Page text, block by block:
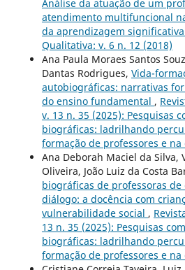
Análise da atuação de um
atendimento multifuncional
da aprendizagem significativa
Qualitativa: v. 6 n. 12 (2018)
Ana Paula Moraes Santos
Dantas Rodrigues, Vida-
autobiográficas: narrativas
do ensino fundamental ,
v. 13 n. 35 (2025): Pesquisas
biográficas: ladrilhando
formação de professores e na
Ana Deborah Maciel da Silva,
Oliveira, João Luiz da Costa
biográficas de professoras de
diálogo: a docência com
vulnerabilidade social ,
13 n. 35 (2025): Pesquisas
biográficas: ladrilhando
formação de professores e na